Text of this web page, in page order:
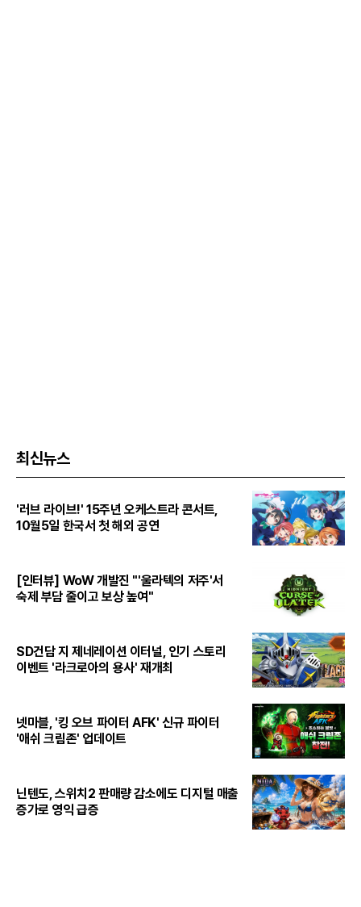
최신뉴스
'러브 라이브!' 15주년 오케스트라 콘서트,
10월5일 한국서 첫 해외 공연
[인터뷰] WoW 개발진 "'울라텍의 저주'서
숙제 부담 줄이고 보상 높여"
SD건담 지 제네레이션 이터널, 인기 스토리
이벤트 '라크로아의 용사' 재개최
넷마블, '킹 오브 파이터 AFK' 신규 파이터
'애쉬 크림존' 업데이트
닌텐도, 스위치2 판매량 감소에도 디지털 매출
증가로 영익 급증